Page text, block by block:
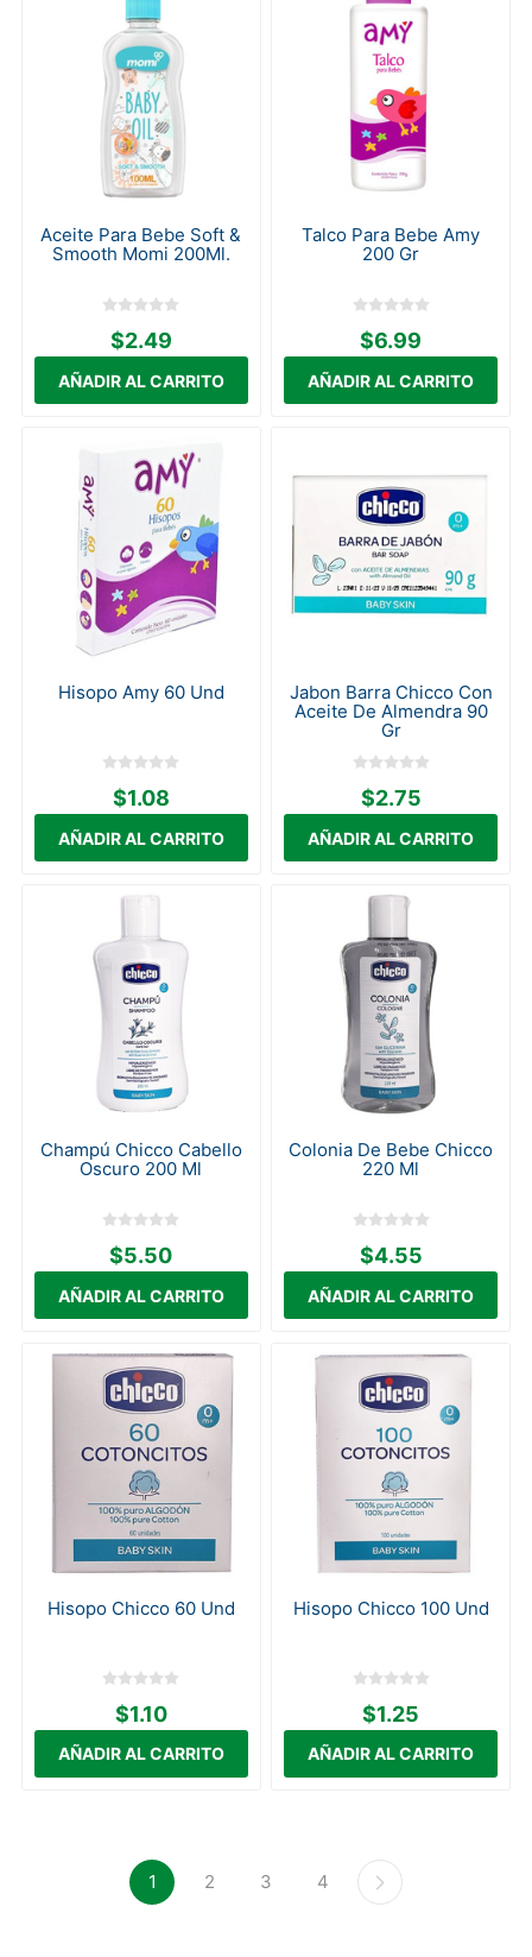
Aceite Para Bebe Soft &
Smooth Momi 200Ml.
$2.49
Talco Para Bebe Amy
200 Gr
$6.99
Hisopo Amy 60 Und
$1.08
Jabon Barra Chicco Con
Aceite De Almendra 90
Gr
$2.75
Champú Chicco Cabello
Oscuro 200 Ml
$5.50
Colonia De Bebe Chicco
220 Ml
$4.55
Hisopo Chicco 60 Und
$1.10
Hisopo Chicco 100 Und
$1.25
1 2 3 4